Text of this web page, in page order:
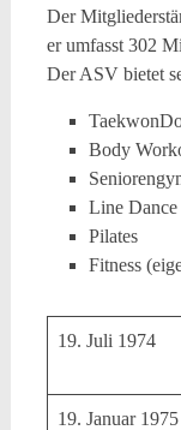
Der
er umfasst 302
Der ASV bietet
Body
Line Dance
Pilates
Fitness
19. Juli 1974
19. Januar 1975